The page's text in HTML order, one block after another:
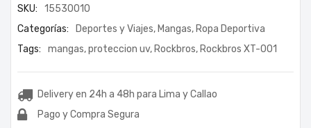
SKU:
15530010
Categorías:
Deportes y Viajes, Mangas, Ropa Deportiva
Tags:
mangas,proteccion uv, Rockbros, Rockbros XT-001
Delivery en 24h a 48h para Lima y Callao
Pago y Compra Segura